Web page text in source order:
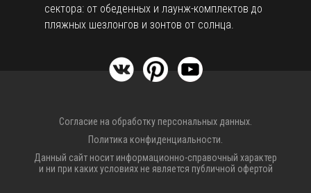
сектора: от обеденных и лаунж-комплектов до
пляжных шезлонгов и зонтов от солнца.
Согласие на обработку персональных данных.
Политика конфиденциальности.
Данный сайт носит информационно-справочный характер
и ни при каких условиях не является публичной офертой